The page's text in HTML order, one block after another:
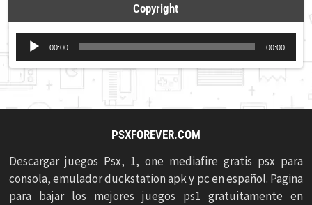
Copyright
Reproductor
de
audio
00:00 00:00
PSXFOREVER.COM
Descargar juegos Psx, 1, one mediafire gratis psx para
consola, emulador duckstation apk y pc en español. Pagina
para bajar los mejores juegos ps1 gratuitamente en